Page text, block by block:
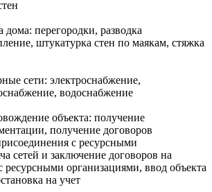
дома: перегородки, разводка
штукатурка стен по маякам, стяжка
сети: электроснабжение,
водоснабжение
объекта: получение
получение договоров
с ресурсными
сетей и заключение договоров на
ресурсными организациями, ввод объекта
на учет